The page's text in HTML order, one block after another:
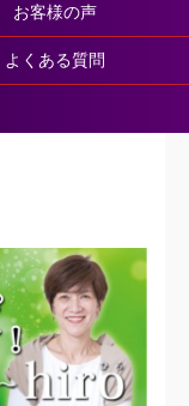
お客様の声
よくある質問